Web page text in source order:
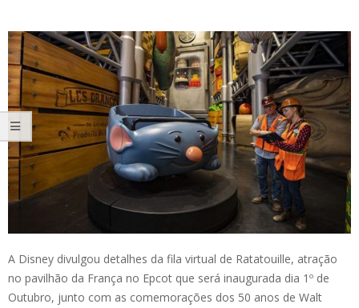
A Disney divulgou detalhes da fila virtual de Ratatouille, atração
no pavilhão da França no Epcot que será inaugurada dia 1º de
Outubro, junto com as comemorações dos 50 anos de Walt